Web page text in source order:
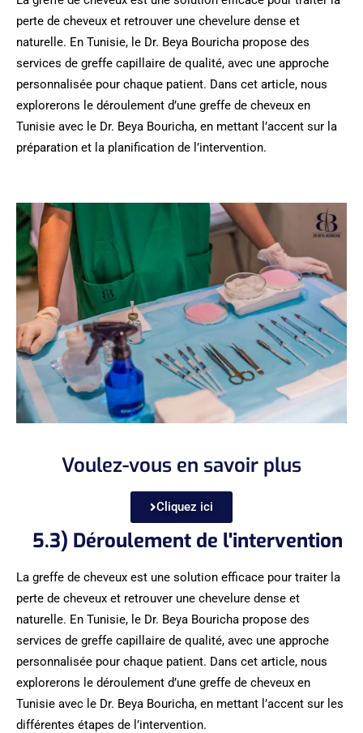
perte de cheveux et retrouver une chevelure dense et
naturelle. En Tunisie, le Dr. Beya Bouricha propose des
services de greffe capillaire de qualité, avec une approche
personnalisée pour chaque patient. Dans cet article, nous
explorerons le déroulement d’une greffe de cheveux en
Tunisie avec le Dr. Beya Bouricha, en mettant l’accent sur la
préparation et la planification de l’intervention.
Voulez-vous en savoir plus
Cliquez ici
5.3) Déroulement de l'intervention
La greffe de cheveux est une solution efficace pour traiter la
perte de cheveux et retrouver une chevelure dense et
naturelle. En Tunisie, le Dr. Beya Bouricha propose des
services de greffe capillaire de qualité, avec une approche
personnalisée pour chaque patient. Dans cet article, nous
explorerons le déroulement d’une greffe de cheveux en
Tunisie avec le Dr. Beya Bouricha, en mettant l’accent sur les
différentes étapes de l’intervention.